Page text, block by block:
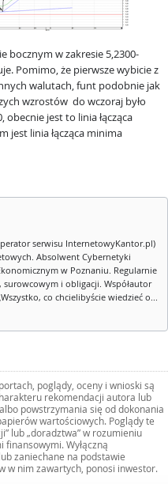
bocznym w zakresie 5,2300-
Pomimo, że pierwsze wybicie z
walutach, funt podobnie jak
wzrostów do wczoraj było
jest to linia łącząca
jest linia łącząca minima
serwisu InternetowyKantor.pl)
Absolwent Cybernetyki
w Poznaniu. Regularnie
i obligacji. Współautor
co chcielibyście wiedzieć o...
poglądy, oceny i wnioski są
rekomendacji autora lub
powstrzymania się od dokonania
wartościowych. Poglądy te
lub „doradztwa” w rozumieniu
Wyłączną
zaniechane na podstawie
w nim zawartych, ponosi inwestor.